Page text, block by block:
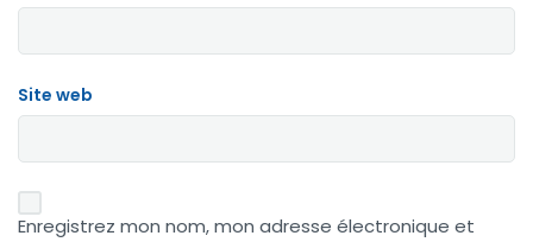
Site web
Enregistrez mon nom, mon adresse électronique et